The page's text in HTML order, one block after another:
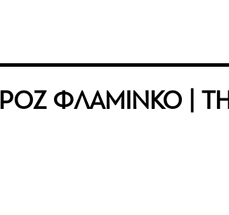
ΦΛΑΜΙΝΚΟ | THE